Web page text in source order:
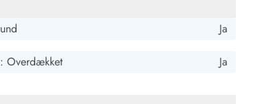
Ja
Overdækket Ja